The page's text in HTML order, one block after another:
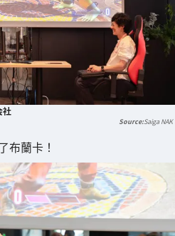
社
Saiga NAK
布蘭卡！